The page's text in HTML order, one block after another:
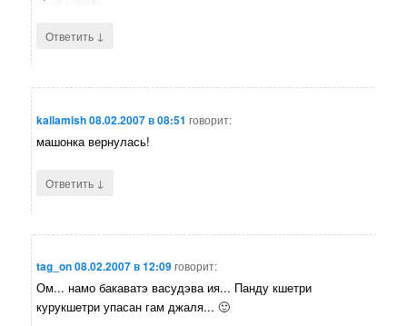
Ответить ↓
kallamish08.02.2007 в 08:51 говорит:
машонка вернулась!
Ответить ↓
tag_on08.02.2007 в 12:09говорит:
Ом... намо бакаватэ васудэва ия... Панду кшетри
курукшетри упасан гам джаля... 🙂